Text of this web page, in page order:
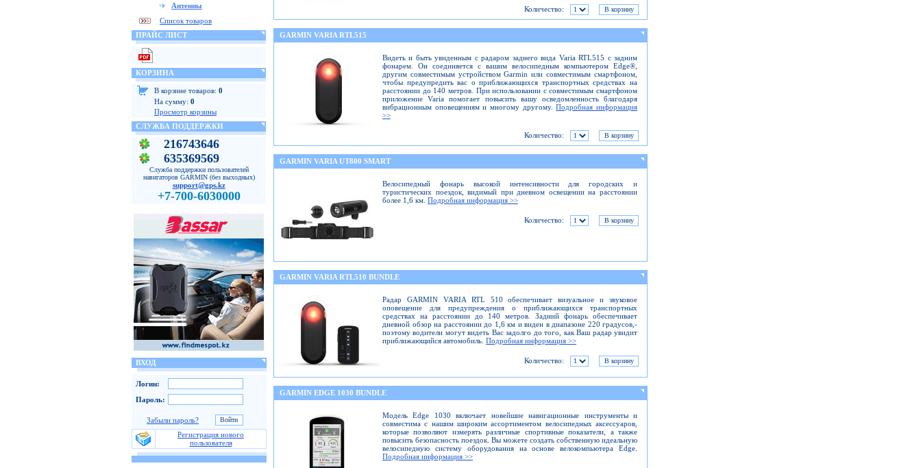
Антенны
Список товаров
ПРАЙС ЛИСТ
КОРЗИНА
В корзине товаров: 0
На сумму: 0
Просмотр корзины
СЛУЖБА ПОДДЕРЖКИ
216743646
635369569
Служба поддержки пользователей
навигаторов GARMIN (без выходных)
support@gps.kz
+7-700-6030000
ВХОД
Логин:
Пароль:
Забыли пароль?
Регистрация нового
пользователя
Количество:
GARMIN VARIA RTL515
Видеть и быть увиденным с радаром заднего вида Varia RTL515 с задним
фонарем. Он соединяется с вашим велосипедным компьютером Edge®,
другим совместимым устройством Garmin или совместимым смартфоном,
чтобы предупредить вас о приближающихся транспортных средствах на
расстоянии до 140 метров. При использовании с совместимым смартфоном
приложение Varia помогает повысить вашу осведомленность благодаря
вибрационным оповещениям и многому другому.Подробная информация
>>
Количество:
GARMIN VARIA UT800 SMART
Велосипедный фонарь высокой интенсивности для городских и
туристических поездок, видимый при дневном освещении на расстоянии
более 1,6 км. Подробная информация >>
Количество:
GARMIN VARIA RTL510 BUNDLE
Радар GARMIN VARIA RTL 510 обеспечивает визуальное и звуковое
оповещение для предупреждения о приближающихся транспортных
средствах на расстоянии до 140 метров. Задний фонарь обеспечивает
дневной обзор на расстоянии до 1,6 км и виден в диапазоне 220 градусов,-
поэтому водители могут видеть Вас задолго до того, как Ваш радар увидит
приближающийся автомобиль. Подробная информация >>
Количество:
GARMIN EDGE 1030 BUNDLE
Модель Edge 1030 включает новейшие навигационные инструменты и
совместима с нашим широким ассортиментом велосипедных аксессуаров,
которые позволяют измерять различные спортивные показатели, а также
повысить безопасность поездок. Вы можете создать собственную идеальную
велосипедную систему оборудования на основе велокомпьютера Edge.
Подробная информация >>